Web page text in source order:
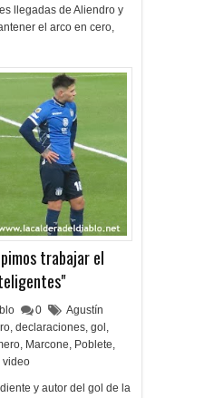
llegadas de Aliendro y
el arco en cero,
trabajar el
0
Agustín
, declaraciones, gol ,
, Marcone, Poblete,
video
y autor del gol de la